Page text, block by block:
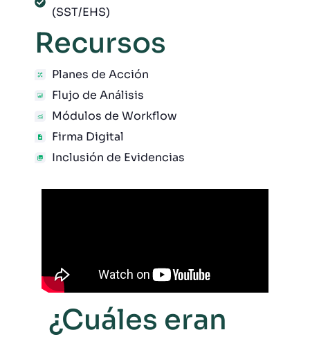
(SST/EHS)
Recursos
Planes de Acción
Flujo de Análisis
Módulos de Workflow
Firma Digital
Inclusión de Evidencias
¿Cuáles eran